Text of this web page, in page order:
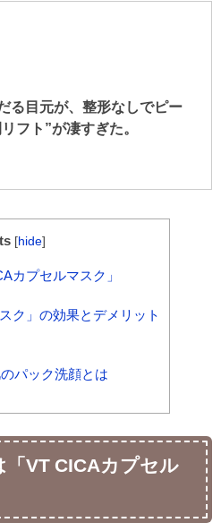
る目元が、整形なしでピー
フト”が凄すぎた。
[hide]
カプセルマスク」
ク」の効果とデメリット
パック洗顔とは
「VT CICAカプセル